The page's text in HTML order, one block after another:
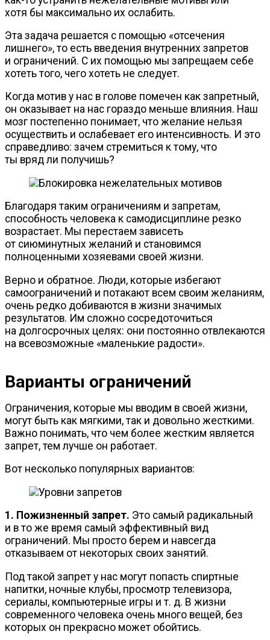
хотя бы максимально их ослабить.
Эта задача решается с помощью «отсечения
лишнего», то есть введения внутренних запретов
и ограничений. С их помощью мы запрещаем себе
хотеть того, чего хотеть не следует.
Когда мотив у нас в голове помечен как запретный,
он оказывает на нас гораздо меньше влияния. Наш
мозг постепенно понимает, что желание нельзя
осуществить и ослабевает его интенсивность. И это
справедливо: зачем стремиться к тому, что
ты вряд ли получишь?
Благодаря таким ограничениям и запретам,
способность человека к самодисциплине резко
возрастает. Мы перестаем зависеть
от сиюминутных желаний и становимся
полноценными хозяевами своей жизни.
Верно и обратное. Люди, которые избегают
самоограничений и потакают всем своим желаниям,
очень редко добиваются в жизни значимых
результатов. Им сложно сосредоточиться
на долгосрочных целях: они постоянно отвлекаются
на всевозможные «маленькие радости».
Варианты ограничений
Ограничения, которые мы вводим в своей жизни,
могут быть как мягкими, так и довольно жесткими.
Важно понимать, что чем более жестким является
запрет, тем лучше он работает.
Вот несколько популярных вариантов:
1. Пожизненный запрет. Это самый радикальный
и в то же время самый эффективный вид
ограничений. Мы просто берем и навсегда
отказываем от некоторых своих занятий.
Под такой запрет у нас могут попасть спиртные
напитки, ночные клубы, просмотр телевизора,
сериалы, компьютерные игры и т. д. В жизни
современного человека очень много вещей, без
которых он прекрасно может обойтись.